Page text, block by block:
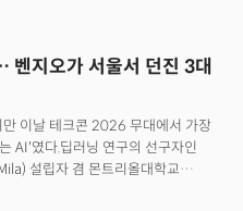
지오가 서울서 던진 3대
이날 테크콘 2026 무대에서 가장
AI'였다.딥러닝 연구의 선구자인
설립자 겸 몬트리올대학교
테크콘(TechCon) 2026 둘째 날